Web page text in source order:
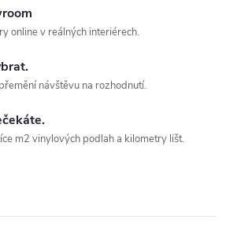
online v reálných interiérech.
návštěvu na rozhodnutí.
m2 vinylových podlah a kilometry lišt.